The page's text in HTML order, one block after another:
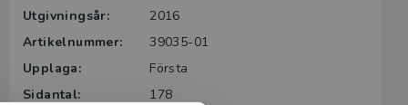
Utgivningsår:
2016
Artikelnummer:
39035-01
Upplaga:
Första
Sidantal:
178